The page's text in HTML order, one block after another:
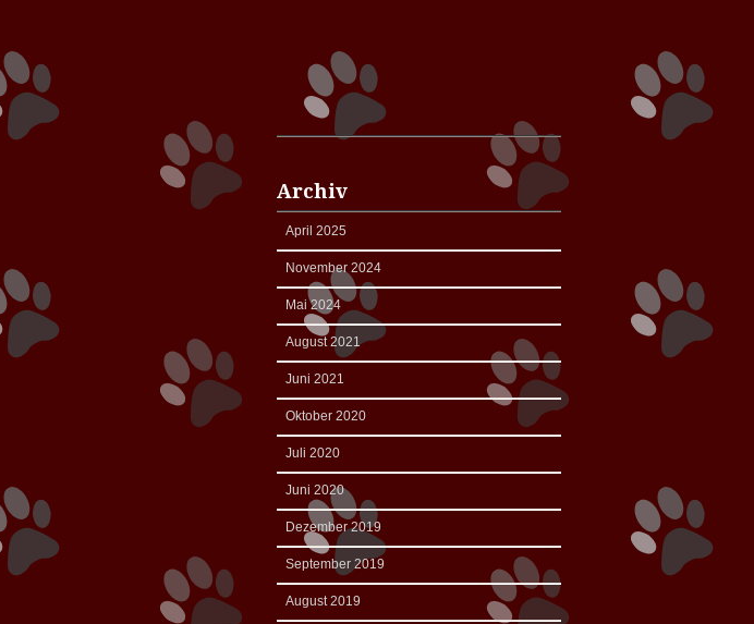
Archiv
April 2025
November 2024
Mai 2024
August 2021
Juni 2021
Oktober 2020
Juli 2020
Juni 2020
Dezember 2019
September 2019
August 2019